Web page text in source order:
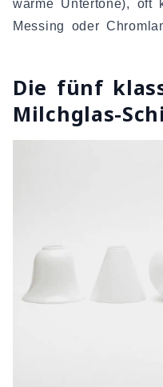
warme Untertöne), oft
Messing oder
Die fünf
Milchglas-